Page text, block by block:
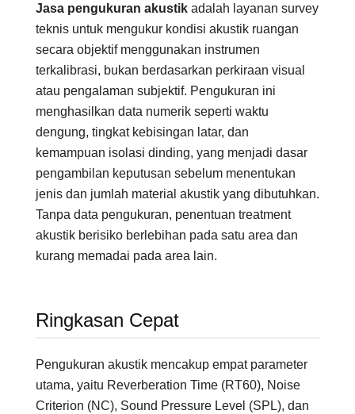
Jasa pengukuran akustik adalah layanan survey
teknis untuk mengukur kondisi akustik ruangan
secara objektif menggunakan instrumen
terkalibrasi, bukan berdasarkan perkiraan visual
atau pengalaman subjektif. Pengukuran ini
menghasilkan data numerik seperti waktu
dengung, tingkat kebisingan latar, dan
kemampuan isolasi dinding, yang menjadi dasar
pengambilan keputusan sebelum menentukan
jenis dan jumlah material akustik yang dibutuhkan.
Tanpa data pengukuran, penentuan treatment
akustik berisiko berlebihan pada satu area dan
kurang memadai pada area lain.
Ringkasan Cepat
Pengukuran akustik mencakup empat parameter
utama, yaitu Reverberation Time (RT60), Noise
Criterion (NC), Sound Pressure Level (SPL), dan